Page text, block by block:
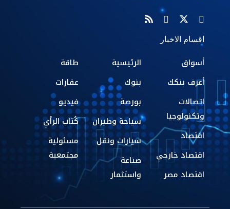
اقسام الاخبار
أسواق
أعرف بنكك
اتصالات
وتكنولوجيا
اقتصاد
اقتصاد خارجي
اقتصاد مصر
الرئيسية
بنوك
بورصة
سياحة وطيران
سيارات ونقل
صناعة
واستثمار
طاقة
عقارات
فيديو
كُتاب الرأي
مسئولية
مجتمعية